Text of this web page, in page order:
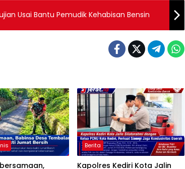
Usai Bantu Pemudik Kehabisan Bensin
Berita
Kapolres Kediri Kota Jalin